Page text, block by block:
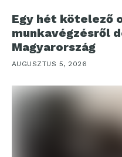
Egy hét kötelező
munkavégzésről
Magyarország
AUGUSZTUS 5, 2026